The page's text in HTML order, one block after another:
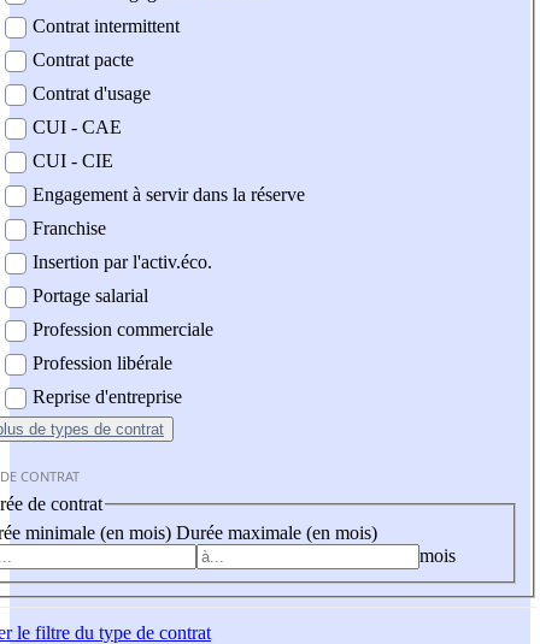
Contrat intermittent
Contrat pacte
Contrat d'usage
CUI - CAE
CUI - CIE
Engagement à servir dans la réserve
Franchise
Insertion par l'activ.éco.
Portage salarial
Profession commerciale
Profession libérale
Reprise d'entreprise
de types de contrat
CONTRAT
de contrat
minimale (en mois) Durée maximale (en mois)
mois
le filtre du type de contrat